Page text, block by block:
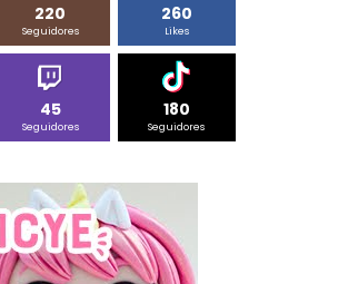
220
Seguidores
260
Likes
45
Seguidores
180
Seguidores